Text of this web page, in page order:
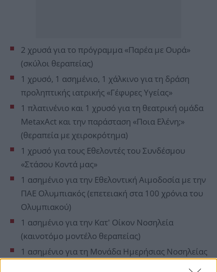
2 χρυσά για το πρόγραμμα «Παρέα με Ουρά»
(σκύλοι θεραπείας)
1 χρυσό, 1 ασημένιο, 1 χάλκινο για τη δράση
προληπτικής ιατρικής «Γέφυρες Υγείας»
1 πλατινένιο και 1 χρυσό για τη θεατρική ομάδα
MetaxAct και την παράσταση «Ποια Ελένη;»
(θεραπεία με χειροκρότημα)
1 χρυσό για τους Εθελοντές του Συνδέσμου
«Στάσου Κοντά μας»
1 ασημένιο για την Εθελοντική Αιμοδοσία με την
ΠΑΕ Ολυμπιακός (επετειακή στα 100 χρόνια του
Ολυμπιακού)
1 ασημένιο για την Κατ' Οίκον Νοσηλεία
(καινοτόμο μοντέλο θεραπείας)
1 ασημένιο για τη Μονάδα Ημερήσιας Νοσηλείας